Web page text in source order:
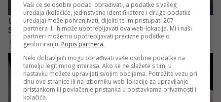
Vaši će se osobni podaci obrađivati, a podatke s vašeg
uređaja (kolačiće, jedinstvene identifikatore i druge podatke
uređaja) može pohranjivati, dijeliti te im pristupati 207
partnera ili ih može upotrebljavati ova web-lokacija. Mi i naši
partneri možemo upotrebljavati precizne podatke o
geolociranju. Popis partnera.
Neki dobavljači mogu obrađivati vaše osobne podatke na
temelju legitimnog interesa. Ako se ne slažete s tim, u
nastavku možete upravljati svojim opcijama. Potražite vezu pri
dnu ove stranice ili na izborniku web-lokacije za upravljanje
pristankom ili povlačenje pristanka u postavkama privatnosti i
kolačića.